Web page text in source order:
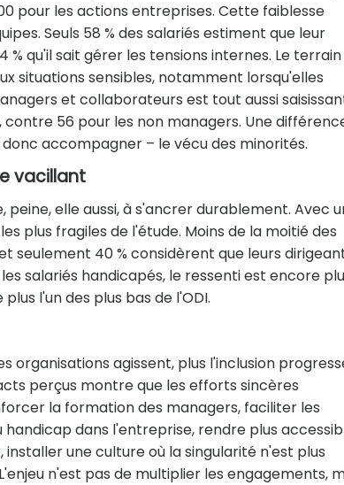
pour les actions entreprises. Cette faiblesse
Seuls 58 % des salariés estiment que leur
qu'il sait gérer les tensions internes. Le terrain
situations sensibles, notamment lorsqu'elles
et collaborateurs est tout aussi
56 pour les non managers. Une
accompagner – le vécu des minorités.
vacillant
elle aussi, à s'ancrer durablement. Avec
plus fragiles de l'étude. Moins de la moitié des
40 % considèrent que leurs
salariés handicapés, le ressenti est encore
l'un des plus bas de l'ODI.
organisations agissent, plus l'inclusion
perçus montre que les efforts sincères
la formation des managers, faciliter les
dans l'entreprise, rendre plus
une culture où la singularité n'est plus
n'est pas de multiplier les engagements,